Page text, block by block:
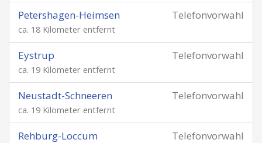
Telefonvorwahl
Petershagen-Heimsen
ca. 18 Kilometer entfernt
Telefonvorwahl
Eystrup
ca. 19 Kilometer entfernt
Telefonvorwahl
Neustadt-Schneeren
ca. 19 Kilometer entfernt
Telefonvorwahl
Rehburg-Loccum